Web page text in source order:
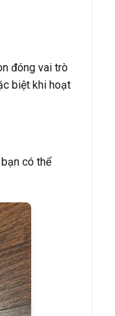
đóng vai trò
biệt khi hoạt
có thể